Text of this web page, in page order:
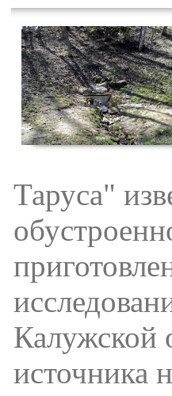
Таруса"
Калужской
источника